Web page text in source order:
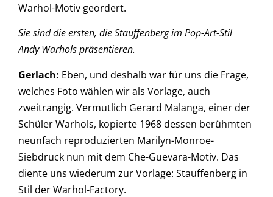
Warhol-Motiv geordert.
Sie sind die ersten, die Stauffenberg im Pop-Art-Stil
Andy Warhols präsentieren.
Gerlach: Eben, und deshalb war für uns die Frage,
welches Foto wählen wir als Vorlage, auch
zweitrangig. Vermutlich Gerard Malanga, einer der
Schüler Warhols, kopierte 1968 dessen berühmten
neunfach reproduzierten Marilyn-Monroe-
Siebdruck nun mit dem Che-Guevara-Motiv. Das
diente uns wiederum zur Vorlage: Stauffenberg in
Stil der Warhol-Factory.